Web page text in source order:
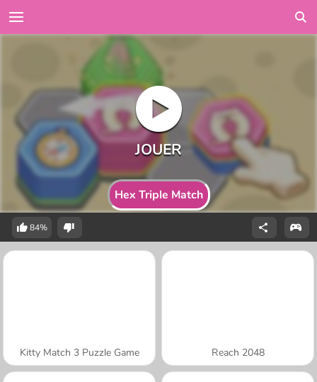
Hex Triple Match
84%
Kitty Match 3 Puzzle Game Reach 2048